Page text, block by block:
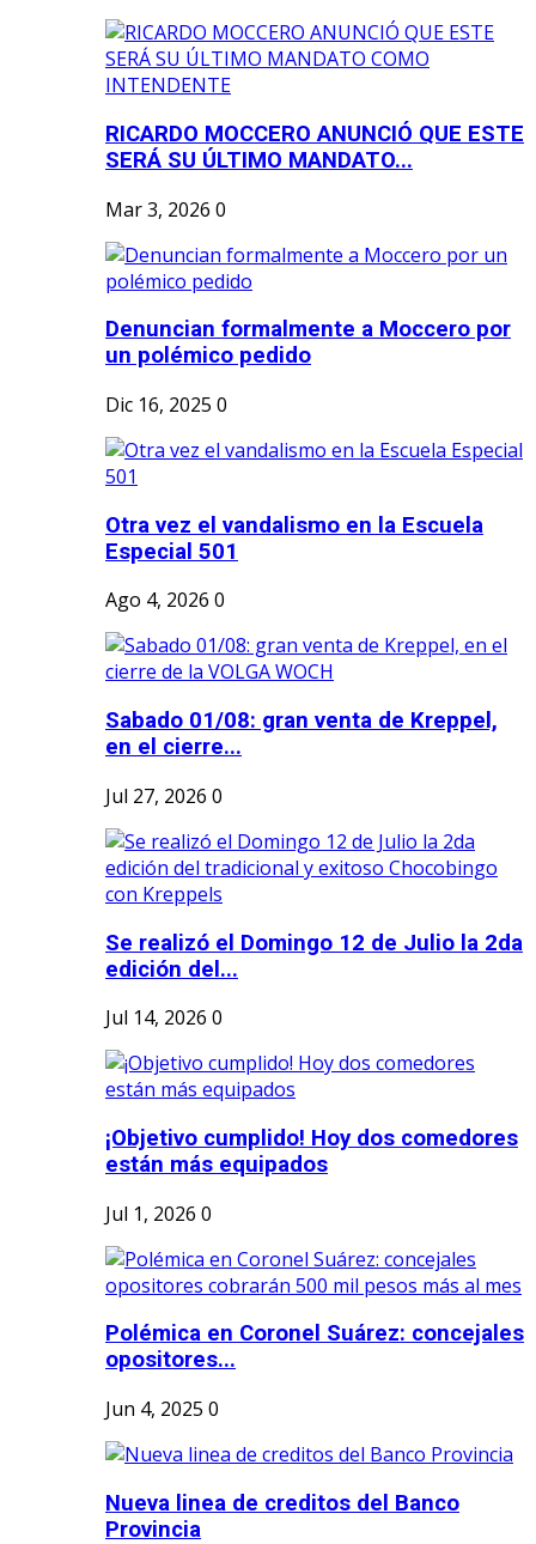
RICARDO MOCCERO ANUNCIÓ QUE ESTE
SERÁ SU ÚLTIMO MANDATO...
Mar 3, 2026 0
Denuncian formalmente a Moccero por
un polémico pedido
Dic 16, 2025 0
Otra vez el vandalismo en la Escuela
Especial 501
Ago 4, 2026 0
Sabado 01/08: gran venta de Kreppel,
en el cierre...
Jul 27, 2026 0
Se realizó el Domingo 12 de Julio la 2da
edición del...
Jul 14, 2026 0
¡Objetivo cumplido! Hoy dos comedores
están más equipados
Jul 1, 2026 0
Polémica en Coronel Suárez: concejales
opositores...
Jun 4, 2025 0
Nueva linea de creditos del Banco
Provincia